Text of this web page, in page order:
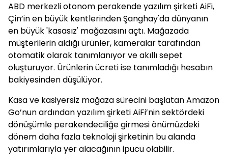
ABD merkezli otonom perakende yazılım şirketi AiFi,
Çin’in en büyük kentlerinden Şanghay'da dünyanın
en büyük 'kasasız' mağazasını açtı. Mağazada
müşterilerin aldığı ürünler, kameralar tarafından
otomatik olarak tanımlanıyor ve akıllı sepet
oluşturuyor. Ürünlerin ücreti ise tanımladığı hesabın
bakiyesinden düşülüyor.
Kasa ve kasiyersiz mağaza sürecini başlatan Amazon
Go’nun ardından yazılım şirketi AiFi’nin sektördeki
dönüşümle perakendeciliğe girmesi önümüzdeki
dönem daha fazla teknoloji şirketinin bu alanda
yatırımlarıyla yer alacağının ipucu olabilir.